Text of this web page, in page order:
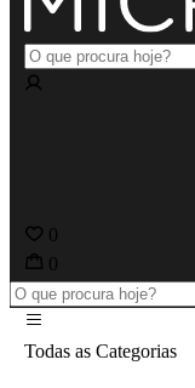
0
0
Todas as Categorias